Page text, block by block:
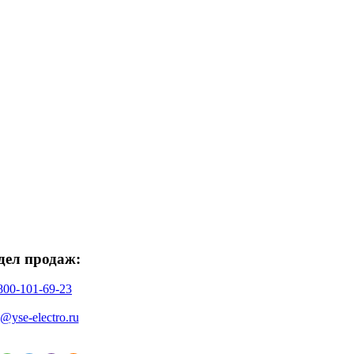
продаж:
101-69-23
electro.ru